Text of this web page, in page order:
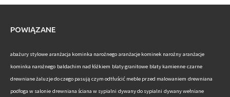
POWIĄZANE
abażury stylowe aranżacja kominka narożnego aranżacje kominek narożny aranżacje
kominka narożnego baldachim nad łóżkiem blaty granitowe blaty kamienne czarne
drewniane żaluzje do czego pasują czym odtłuścić meble przed malowaniem drewniana
podłoga w salonie drewniana ściana w sypialni dywany do sypialni dywany wełniane